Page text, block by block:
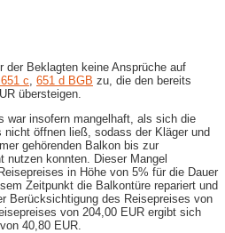
der Beklagten keine Ansprüche auf
c 651 d BGB zu, die den bereits
übersteigen.
war insofern mangelhaft, als sich die
öffnen ließ, sodass der Kläger und
gehörenden Balkon bis zur
nutzen konnten. Dieser Mangel
in Höhe von 5% für die Dauer
Zeitpunkt die Balkontüre repariert und
Berücksichtigung des Reisepreises von
von 204,00 EUR ergibt sich
40,80 EUR.